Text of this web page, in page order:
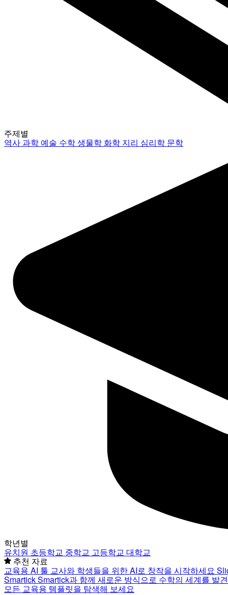
주제별
역사과학 예술 수학생물학 화학 지리 심리학 문학
학년별
유치원 초등학교 중학교 고등학교 대학교
추천 자료
교육용 AI 툴 교사와 학생들을 위한 AI로 창작을 시작하세요
SmartickSmartick과 함께 새로운 방식으로 수학의 세계를 발
모든 교육용 템플릿을 탐색해 보세요